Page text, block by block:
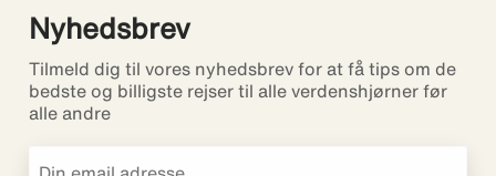
Nyhedsbrev
Tilmeld dig til vores nyhedsbrev for at få tips om de
bedste og billigste rejser til alle verdenshjørner før
alle andre